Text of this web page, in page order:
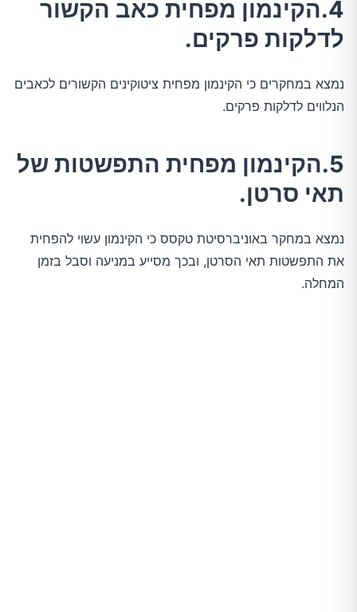
4.הקינמון מפחית כאב הקשור
לדלקות פרקים.
נמצא במחקרים כי הקינמון מפחית ציטוקינים הקשורים לכאבים
הנלווים לדלקות פרקים.
5.הקינמון מפחית התפשטות של
תאי סרטן.
נמצא במחקר באוניברסיטת טקסס כי הקינמון עשוי להפחית
את התפשטות תאי הסרטן, ובכך מסייע במניעה וסבל בזמן
המחלה.